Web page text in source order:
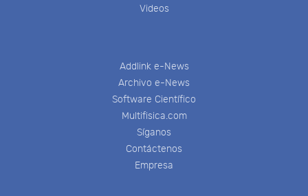
Videos
Addlink e-News
Archivo e-News
Software Científico
Multifisica.com
Síganos
Contáctenos
Empresa